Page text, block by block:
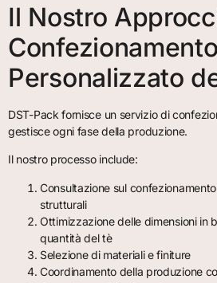
Il Nostro
Confezionamento
Personalizzato
DST-Pack fornisce un servizio di
gestisce ogni fase della produzione.
Il nostro processo include:
Consultazione sul
strutturali
Ottimizzazione delle dimensioni in
quantità del tè
Selezione di materiali e finiture
Coordinamento della produzione